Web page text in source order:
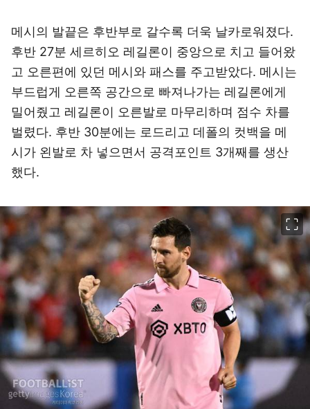
메시의 발끝은 후반부로 갈수록 더욱 날카로워졌다.
후반 27분 세르히오 레길론이 중앙으로 치고 들어왔
고 오른편에 있던 메시와 패스를 주고받았다. 메시는
부드럽게 오른쪽 공간으로 빠져나가는 레길론에게
밀어줬고 레길론이 오른발로 마무리하며 점수 차를
벌렸다. 후반 30분에는 로드리고 데폴의 컷백을 메
시가 왼발로 차 넣으면서 공격포인트 3개째를 생산
했다.